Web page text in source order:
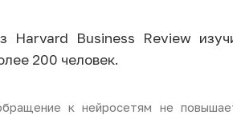
Harvard Business Review
200 человек.
к нейросетям не